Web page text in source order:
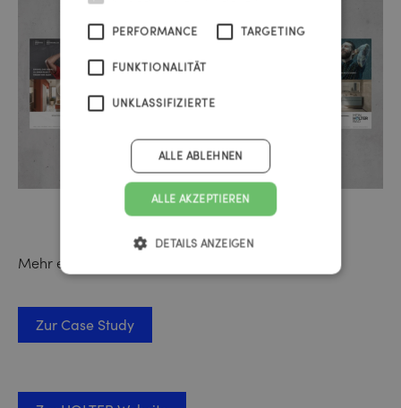
Mehr erfahren Sie hier:
Zur Case Study
PERFORMANCE TARGETING
FUNKTIONALITÄT
UNKLASSIFIZIERTE
ALLE AKZEPTIEREN
ALLE ABLEHNEN
DETAILS ANZEIGEN